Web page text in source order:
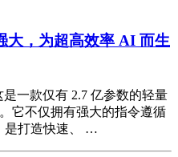
大，为超高效率 AI 而生
是一款仅有 2.7 亿参数的轻量
它不仅拥有强大的指令遵循
是打造快速、 …